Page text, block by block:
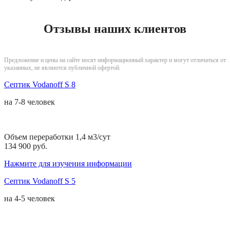
Отзывы наших клиентов
Предложение и цены на сайте носят информационный характер и могут отличаться от
указанных, не являются публичной офертой.
Септик Vodanoff S 8
на 7-8 человек
Объем переработки 1,4 м3/сут
134 900 руб.
Нажмите для изучения информации
Септик Vodanoff S 5
на 4-5 человек